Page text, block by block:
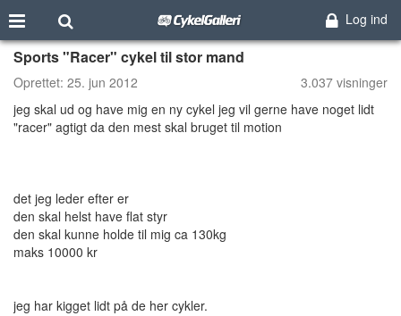
Log ind
Sports "Racer" cykel til stor mand
Oprettet: 25. jun 2012
3.037 visninger
jeg skal ud og have mig en ny cykel jeg vil gerne have noget lidt
"racer" agtigt da den mest skal bruget til motion
det jeg leder efter er
den skal helst have flat styr
den skal kunne holde til mig ca 130kg
maks 10000 kr
jeg har kigget lidt på de her cykler.